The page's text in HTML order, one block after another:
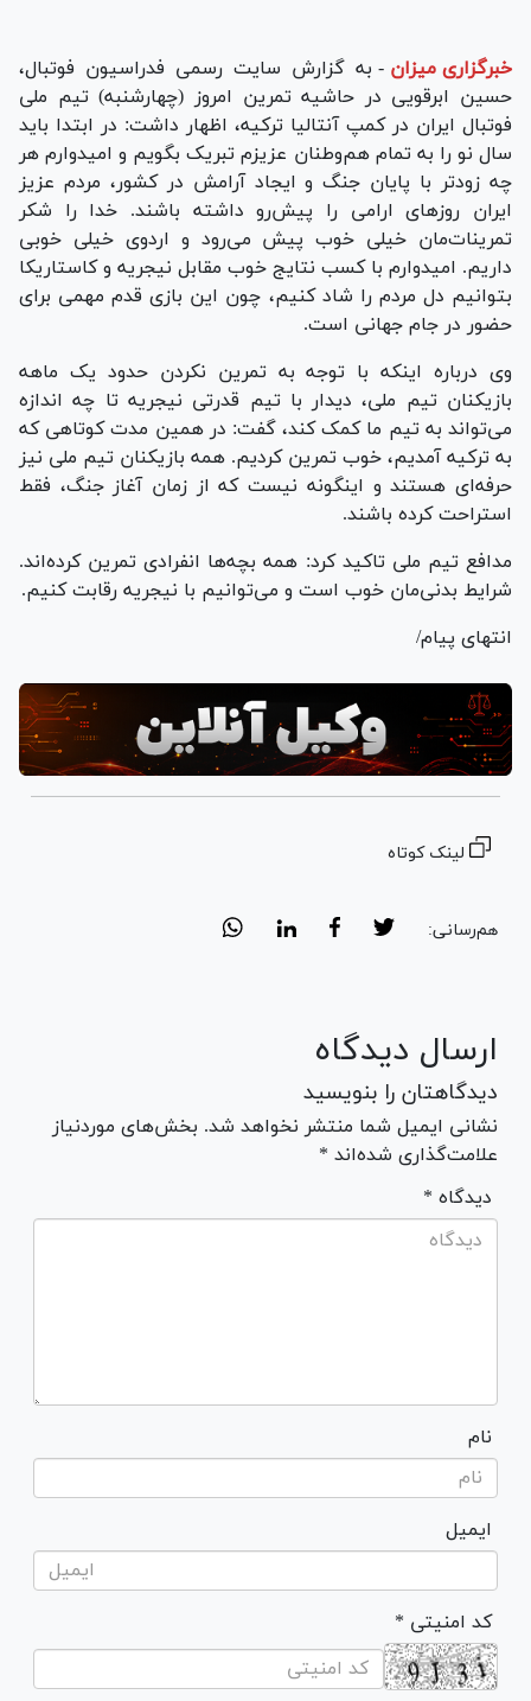
خبرگزاری میزان - به گزارش سایت رسمی فدراسیون فوتبال،
حسین ابرقویی در حاشیه تمرین امروز (چهارشنبه) تیم ملی
فوتبال ایران در کمپ آنتالیا ترکیه، اظهار داشت: در ابتدا باید
سال نو را به تمام هم‌وطنان عزیزم تبریک بگویم و امیدوارم هر
چه زودتر با پایان جنگ و ایجاد آرامش در کشور، مردم عزیز
ایران روز‌های ارامی را پیش‌رو داشته باشند. خدا را شکر
تمرینات‌مان خیلی خوب پیش می‌رود و اردوی خیلی خوبی
داریم. امیدوارم با کسب نتایج خوب مقابل نیجریه و کاستاریکا
بتوانیم دل مردم را شاد کنیم، چون این بازی قدم مهمی برای
حضور در جام جهانی است.
وی درباره اینکه با توجه به تمرین نکردن حدود یک ماهه
بازیکنان تیم ملی، دیدار با تیم قدرتی نیجریه تا چه اندازه
می‌تواند به تیم ما کمک کند، گفت: در همین مدت کوتاهی که
به ترکیه آمدیم، خوب تمرین کردیم. همه بازیکنان تیم ملی نیز
حرفه‌ای هستند و اینگونه نیست که از زمان آغاز جنگ، فقط
استراحت کرده باشند.
مدافع تیم ملی تاکید کرد: همه بچه‌ها انفرادی تمرین کرده‌اند.
شرایط بدنی‌مان خوب است و می‌توانیم با نیجریه رقابت کنیم.
انتهای پیام/
لینک کوتاه
هم‌رسانی:
ارسال دیدگاه
دیدگاهتان را بنویسید
نشانی ایمیل شما منتشر نخواهد شد. بخش‌های موردنیاز
علامت‌گذاری شده‌اند *
* دیدگاه
نام
ایمیل
* کد امنیتی